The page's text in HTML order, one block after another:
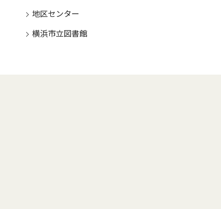
地区センター
横浜市立図書館